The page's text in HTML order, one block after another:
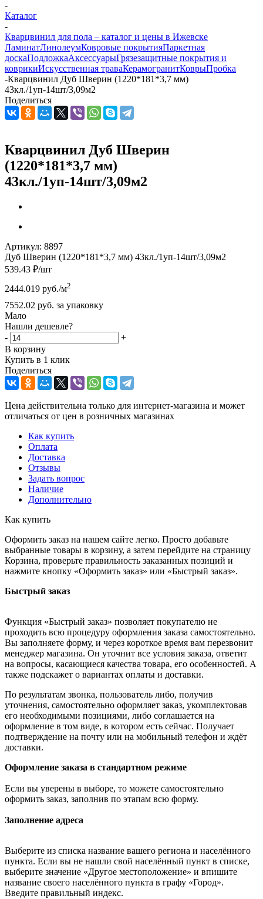
-
Каталог
-
Кварцвинил для пола – каталог и цены в Ижевске
ЛаминатЛинолеумКовровые покрытияПаркетная
доскаПодложкаАксессуарыГрязезащитные покрытия и
коврикиИскусственная траваКерамогранитКоврыПробка
-Кварцвинил Дуб Шверин (1220*181*3,7 мм)
43кл./1уп-14шт/3,09м2
Поделиться
Кварцвинил Дуб Шверин
(1220*181*3,7 мм)
43кл./1уп-14шт/3,09м2
Артикул: 8897
Дуб Шверин (1220*181*3,7 мм) 43кл./1уп-14шт/3,09м2
539.43 ₽/шт
2444.019 руб./м2
7552.02 руб. за упаковку
Мало
Нашли дешевле?
-
+
В корзину
Купить в 1 клик
Поделиться
Цена действительна только для интернет-магазина и может
отличаться от цен в розничных магазинах
Как купить
Оплата
Доставка
Отзывы
Задать вопрос
Наличие
Дополнительно
Как купить
Оформить заказ на нашем сайте легко. Просто добавьте
выбранные товары в корзину, а затем перейдите на страницу
Корзина, проверьте правильность заказанных позиций и
нажмите кнопку «Оформить заказ» или «Быстрый заказ».
Быстрый заказ
Функция «Быстрый заказ» позволяет покупателю не
проходить всю процедуру оформления заказа самостоятельно.
Вы заполняете форму, и через короткое время вам перезвонит
менеджер магазина. Он уточнит все условия заказа, ответит
на вопросы, касающиеся качества товара, его особенностей. А
также подскажет о вариантах оплаты и доставки.
По результатам звонка, пользователь либо, получив
уточнения, самостоятельно оформляет заказ, укомплектовав
его необходимыми позициями, либо соглашается на
оформление в том виде, в котором есть сейчас. Получает
подтверждение на почту или на мобильный телефон и ждёт
доставки.
Оформление заказа в стандартном режиме
Если вы уверены в выборе, то можете самостоятельно
оформить заказ, заполнив по этапам всю форму.
Заполнение адреса
Выберите из списка название вашего региона и населённого
пункта. Если вы не нашли свой населённый пункт в списке,
выберите значение «Другое местоположение» и впишите
название своего населённого пункта в графу «Город».
Введите правильный индекс.